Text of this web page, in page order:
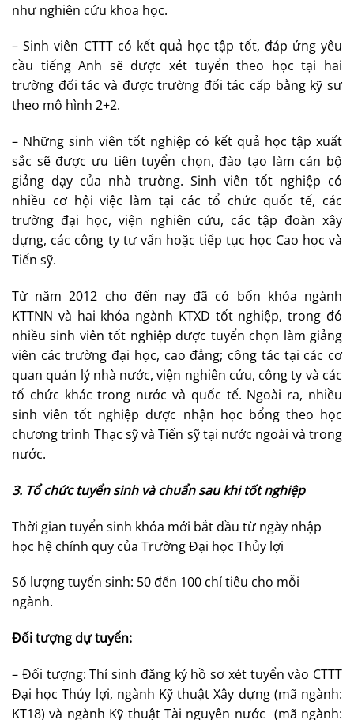
như nghiên cứu khoa học.
– Sinh viên CTTT có kết quả học tập tốt, đáp ứng yêu
cầu tiếng Anh sẽ được xét tuyển theo học tại hai
trường đối tác và được trường đối tác cấp bằng kỹ sư
theo mô hình 2+2.
– Những sinh viên tốt nghiệp có kết quả học tập xuất
sắc sẽ được ưu tiên tuyển chọn, đào tạo làm cán bộ
giảng dạy của nhà trường. Sinh viên tốt nghiệp có
nhiều cơ hội việc làm tại các tổ chức quốc tế, các
trường đại học, viện nghiên cứu, các tập đoàn xây
dựng, các công ty tư vấn hoặc tiếp tục học Cao học và
Tiến sỹ.
Từ năm 2012 cho đến nay đã có bốn khóa ngành
KTTNN và hai khóa ngành KTXD tốt nghiệp, trong đó
nhiều sinh viên tốt nghiệp được tuyển chọn làm giảng
viên các trường đại học, cao đẳng; công tác tại các cơ
quan quản lý nhà nước, viện nghiên cứu, công ty và các
tổ chức khác trong nước và quốc tế. Ngoài ra, nhiều
sinh viên tốt nghiệp được nhận học bổng theo học
chương trình Thạc sỹ và Tiến sỹ tại nước ngoài và trong
nước.
3. Tổ chức tuyển sinh và chuẩn sau khi tốt nghiệp
Thời gian tuyển sinh khóa mới bắt đầu từ ngày nhập
học hệ chính quy của Trường Đại học Thủy lợi
Số lượng tuyển sinh: 50 đến 100 chỉ tiêu cho mỗi
ngành.
Đối tượng dự tuyển:
– Đối tượng: Thí sinh đăng ký hồ sơ xét tuyển vào CTTT
Đại học Thủy lợi, ngành Kỹ thuật Xây dựng (mã ngành:
KT18) và ngành Kỹ thuật Tài nguyên nước (mã ngành: